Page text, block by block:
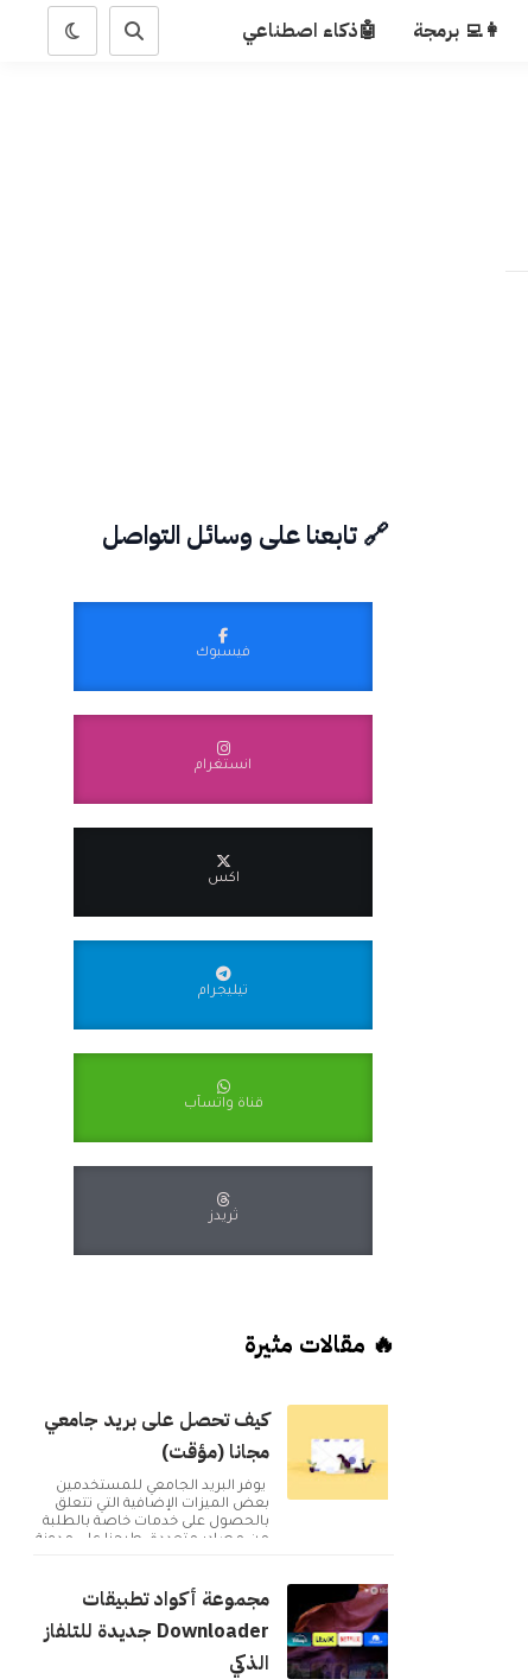
👩‍💻 برمجة 🤖ذكاء اصطناعي
🔗 تابعنا على وسائل التواصل
فيسبوك
انستغرام
اكس
تيليجرام
قناة واتسآب
ثريدز
🔥 مقالات مثيرة
كيف تحصل على بريد جامعي
مجانا (مؤقت)
يوفر البريد الجامعي للمستخدمين
بعض الميزات الإضافية التي تتعلق
بالحصول على خدمات خاصة بالطلبة
من مصادر متعددة. طرحنا على مدونة
مجموعة أكواد تطبيقات
Downloader جديدة للتلفاز
الذكي